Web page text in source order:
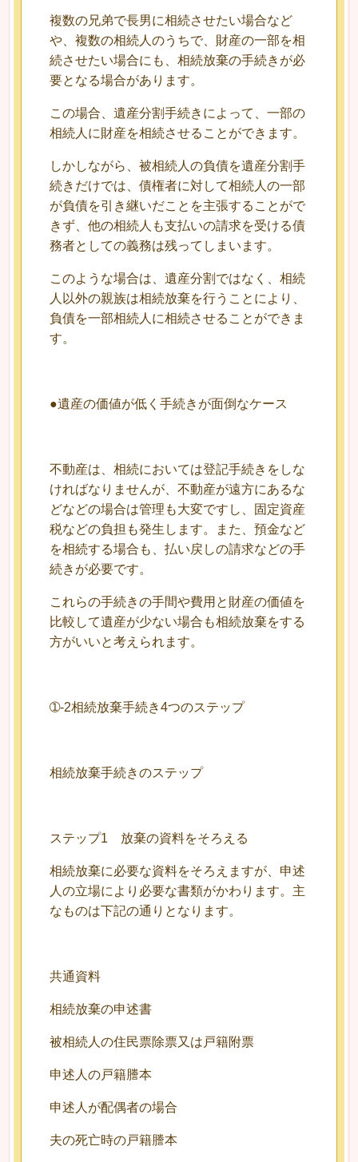
複数の兄弟で長男に相続させたい場合など
や、複数の相続人のうちで、財産の一部を相
続させたい場合にも、相続放棄の手続きが必
要となる場合があります。
この場合、遺産分割手続きによって、一部の
相続人に財産を相続させることができます。
しかしながら、被相続人の負債を遺産分割手
続きだけでは、債権者に対して相続人の一部
が負債を引き継いだことを主張することがで
きず、他の相続人も支払いの請求を受ける債
務者としての義務は残ってしまいます。
このような場合は、遺産分割ではなく、相続
人以外の親族は相続放棄を行うことにより、
負債を一部相続人に相続させることができま
す。
●遺産の価値が低く手続きが面倒なケース
不動産は、相続においては登記手続きをしな
ければなりませんが、不動産が遠方にあるな
どなどの場合は管理も大変ですし、固定資産
税などの負担も発生します。また、預金など
を相続する場合も、払い戻しの請求などの手
続きが必要です。
これらの手続きの手間や費用と財産の価値を
比較して遺産が少ない場合も相続放棄をする
方がいいと考えられます。
➀-2相続放棄手続き4つのステップ
相続放棄手続きのステップ
ステップ1 放棄の資料をそろえる
相続放棄に必要な資料をそろえますが、申述
人の立場により必要な書類がかわります。主
なものは下記の通りとなります。
共通資料
相続放棄の申述書
被相続人の住民票除票又は戸籍附票
申述人の戸籍謄本
申述人が配偶者の場合
夫の死亡時の戸籍謄本